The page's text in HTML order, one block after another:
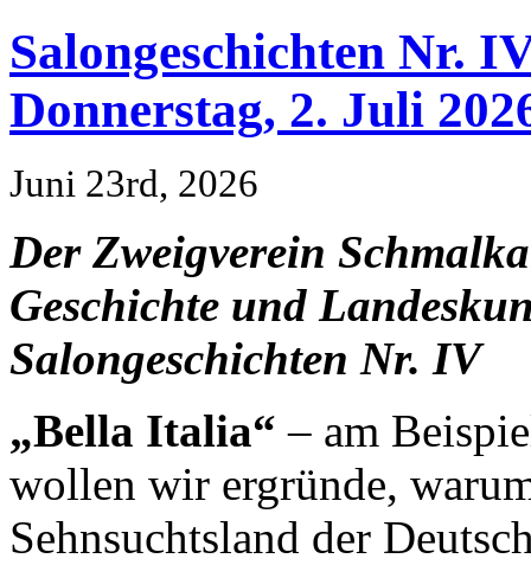
Salongeschichten Nr.
Donnerstag, 2. Juli
Juni 23rd, 2026
Der Zweigverein
Geschichte und
Salongeschichten Nr. IV
„Bella Italia“ – am
wollen wir ergründe,
Sehnsuchtsland der